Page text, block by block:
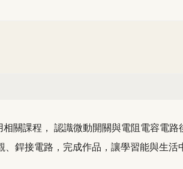
關課程， 認識微動開關與電阻電容電
銲接電路，完成作品，讓學習能與生活